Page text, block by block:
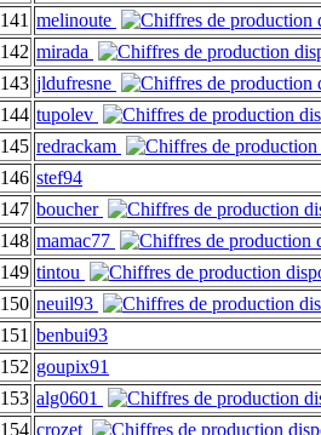
141 melinoute
142 mirada
143 jldufresne
144 tupolev
145 redrackam
146 stef94
147 boucher
148 mamac77
149 tintou
150 neuil93
151 benbui93
152 goupix91
153 alg0601
154 crozet